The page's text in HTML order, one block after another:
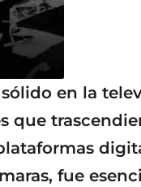
en la
que
fue